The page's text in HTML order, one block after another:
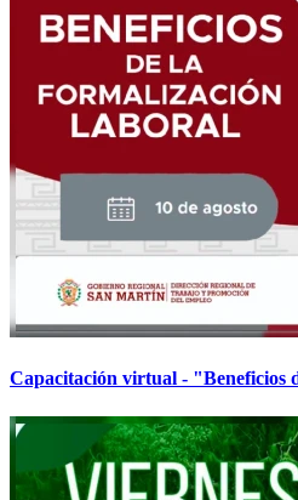
Capacitación virtual - "Beneficios